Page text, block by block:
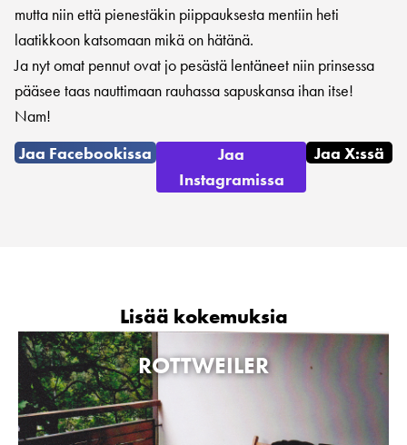
mutta niin että pienestäkin piippauksesta mentiin heti
laatikkoon katsomaan mikä on hätänä.
Ja nyt omat pennut ovat jo pesästä lentäneet niin prinsessa
pääsee taas nauttimaan rauhassa sapuskansa ihan itse!
Nam!
Jaa Facebookissa
Jaa
Instagramissa
Jaa X:ssä
Lisää kokemuksia
ROTTWEILER